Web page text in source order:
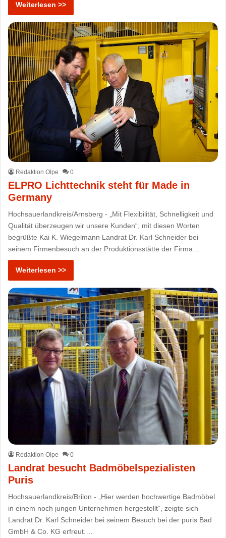
Weiterlesen >>
Redaktion Olpe 0
ELPRO Lichttechnik steht für Made in
Germany
Hochsauerlandkreis/Arnsberg - „Mit Flexibilität, Schnelligkeit und
Qualität überzeugen wir unsere Kunden“, mit diesen Worten
begrüßte Kai K. Wiegelmann Landrat Dr. Karl Schneider bei
seinem Firmenbesuch an der Produktionsstätte der Firma…
Weiterlesen >>
Redaktion Olpe 0
Landrat besucht Badmöbelspezialisten
Puris
Hochsauerlandkreis/Brilon - „Hier werden hochwertige Badmöbel
in einem noch jungen Unternehmen hergestellt“, zeigte sich
Landrat Dr. Karl Schneider bei seinem Besuch bei der puris Bad
GmbH & Co. KG erfreut.…